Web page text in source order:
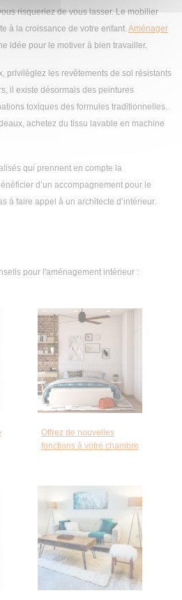
risqueriez de vous lasser. Le mobilier
à la croissance de votre enfant. Aménager
idée pour le motiver à bien travailler.
privilégiez les revêtements de sol résistants
il existe désormais des peintures
toxiques des formules traditionnelles.
achetez du tissu lavable en machine
qui prennent en compte la
d’un accompagnement pour le
à faire appel à un architecte d’intérieur.
pour l'aménagement intérieur :
Offrez de nouvelles
fonctions à votre chambre